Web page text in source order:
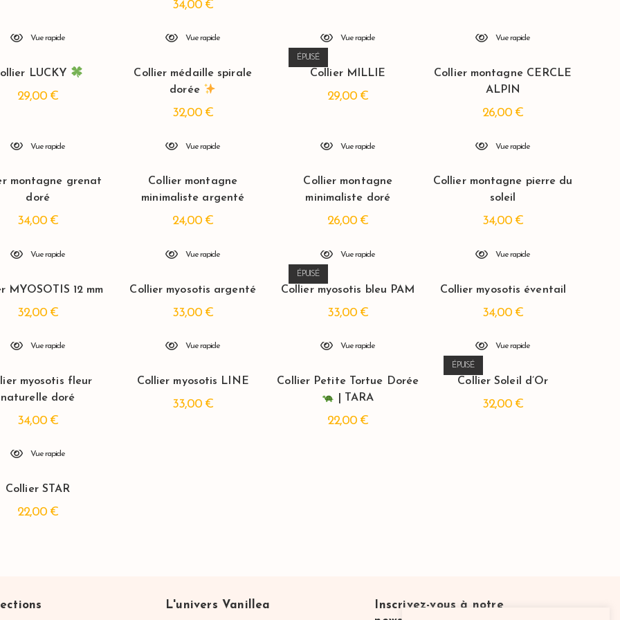
34,00 €
Vue rapide
LUCKY
29,00 €
Vue rapide
Collier médaille spirale
dorée
32,00 €
ÉPUISÉ
Vue rapide
Collier MILLIE
29,00 €
Vue rapide
Collier montagne CERCLE
ALPIN
26,00 €
Vue rapide
montagne grenat
doré
34,00 €
Vue rapide
Collier montagne
minimaliste argenté
24,00 €
Vue rapide
Collier montagne
minimaliste doré
26,00 €
Vue rapide
Collier montagne pierre du
soleil
34,00 €
Vue rapide
MYOSOTIS 12 mm
32,00 €
Vue rapide
Collier myosotis argenté
33,00 €
ÉPUISÉ
Vue rapide
Collier myosotis bleu PAM
33,00 €
Vue rapide
Collier myosotis éventail
34,00 €
Vue rapide
myosotis fleur
naturelle doré
34,00 €
Vue rapide
Collier myosotis LINE
33,00 €
Vue rapide
Collier Petite Tortue Dorée
| TARA
22,00 €
ÉPUISÉ
Vue rapide
Collier Soleil d’Or
32,00 €
Vue rapide
Collier STAR
22,00 €
L'univers Vanillea
Inscrivez-vous à notre